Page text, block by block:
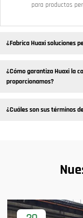
para productos
¿Fabrica Huaxi soluciones
¿Cómo garantiza Huaxi la
proporcionamos?
¿Cuáles son sus términos